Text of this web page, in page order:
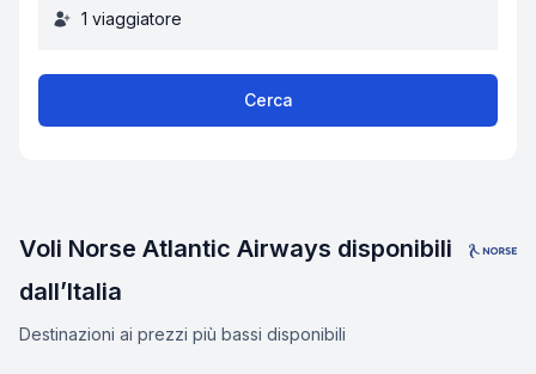
1 viaggiatore
Cerca
Voli Norse Atlantic Airways disponibili
dall’Italia
Destinazioni ai prezzi più bassi disponibili